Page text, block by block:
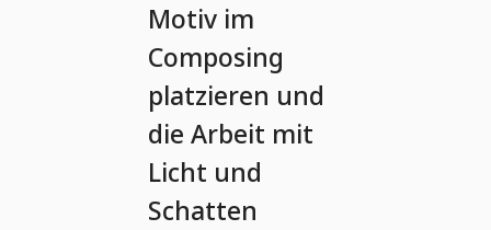
Motiv im
Composing
platzieren und
die Arbeit mit
Licht und
Schatten